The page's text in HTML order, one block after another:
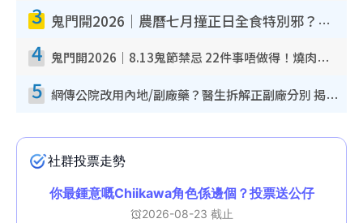
3 鬼門開2026｜農曆七月撞正日全食特別邪？專家警告切忌做一事！揭4大禁忌+2招保平安
4 鬼門開2026｜8.13鬼節禁忌 22件事唔做得！燒肉、刺身要少食？半夜勿吹口哨/打呢個電話
5 網傳公院改用內地/副廠藥？醫生拆解正副廠分別 揭4類人換藥隨時出事